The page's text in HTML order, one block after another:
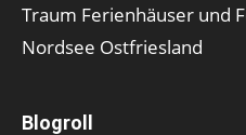
Traum Ferienhäuser und
Nordsee Ostfriesland
Blogroll